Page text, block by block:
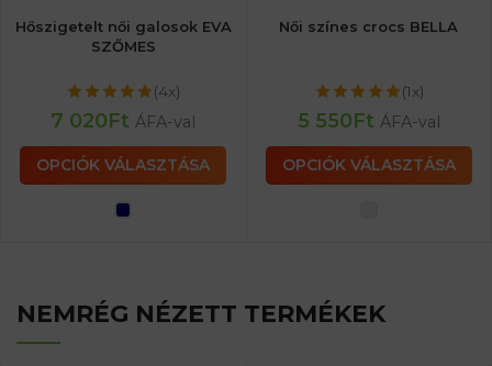
Hőszigetelt női galosok EVA
SZŐMES
(4x)
7 020Ft ÁFA-val
OPCIÓK VÁLASZTÁSA
Női színes crocs BELLA
(1x)
5 550Ft ÁFA-val
OPCIÓK VÁLASZTÁSA
NEMRÉG NÉZETT TERMÉKEK